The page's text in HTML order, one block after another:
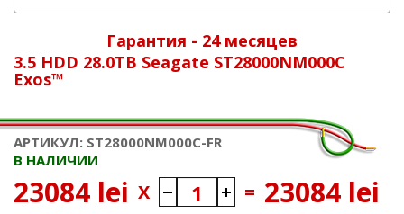
Гарантия - 24 месяцев
3.5 HDD 28.0TB Seagate ST28000NM000C
Exos™
АРТИКУЛ: ST28000NM000C-FR
В НАЛИЧИИ
23084 lei X = 23084 lei